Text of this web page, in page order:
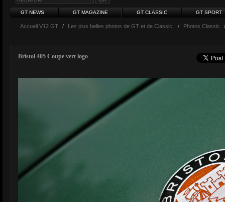
GT NEWS GT MAGAZINE GT CLASSIC GT SPORT
Accueil V12 GT / Les plus belles photos de GT et de Classic. / Photos Classic
Bristol 405 Coupe vert logo